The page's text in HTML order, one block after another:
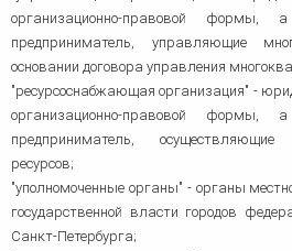
организационно-правовой формы,
предприниматель, управляющие
основании договора управления
"ресурсоснабжающая организация" -
организационно-правовой формы,
предприниматель,
ресурсов;
"уполномоченные органы" - органы
государственной власти городов
Санкт-Петербурга;